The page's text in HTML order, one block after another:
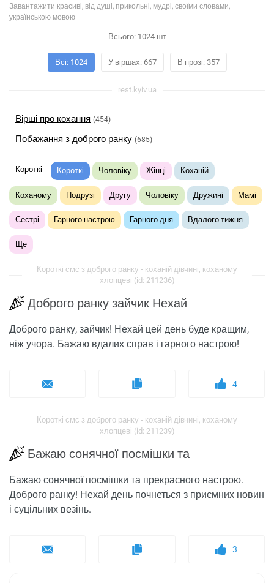
Завантажити красиві, від душі, прикольні, мудрі, своїми словами,
українською мовою
Всього: 1024шт
Всі: 1024 У віршах: 667 В прозі: 357
rest.kyiv.ua
Вірші про кохання (454)
Побажання з доброго ранку (685)
Короткі Короткі Чоловіку Жінці Коханій
Коханому Подрузі Другу Чоловіку Дружині Мамі
Сестрі Гарного настрою Гарного дня Вдалого тижня
Ще
Короткі смс з доброго ранку - коханій дівчині, коханому
хлопцеві (id: 211236)
Доброго ранку зайчик Нехай
Доброго ранку, зайчик! Нехай цей день буде кращим,
ніж учора. Бажаю вдалих справ і гарного настрою!
4
Короткі смс з доброго ранку - коханій дівчині, коханому
хлопцеві (id: 211239)
Бажаю сонячної посмішки та
Бажаю сонячної посмішки та прекрасного настрою.
Доброго ранку! Нехай день почнеться з приємних новин
і суцільних везінь.
3